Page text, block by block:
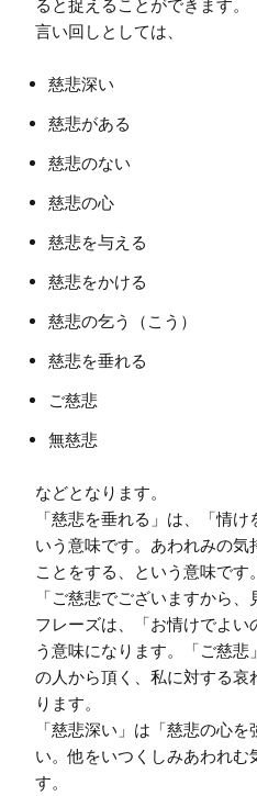
ると捉えることができます。
慈悲深い
慈悲がある
慈悲のない
慈悲の心
慈悲を与える
慈悲をかける
慈悲の乞う（こう）
慈悲を垂れる
ご慈悲
無慈悲
などとなります。
「慈悲を垂れる」は、「情
いう意味です。あわれみの
ことをする、という意味です。
「ご慈悲でございますから
フレーズは、「お情けでよ
う意味になります。「ご慈
の人から頂く、私に対する哀
ります。
「慈悲深い」は「慈悲の心
い。他をいつくしみあわれむ
す。